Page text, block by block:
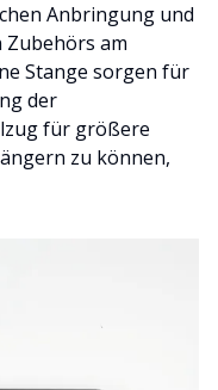
Anbringung und
Zubehörs am
Stange sorgen für
der
für größere
zu können,